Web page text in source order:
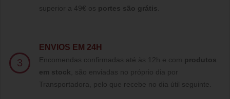
superior a 49€ os portes são grátis
3
ENVIOS EM 24H
Encomendas confirmadas até às 12h e com produtos
em stock , são enviadas no próprio dia por
Transportadora, pelo que recebe no dia útil seguinte.